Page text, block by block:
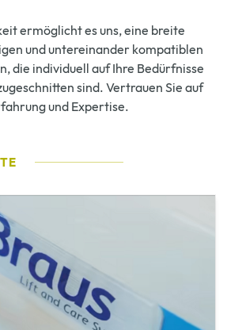
ermöglicht es uns, eine breite
und untereinander kompatiblen
die individuell auf Ihre Bedürfnisse
sind. Vertrauen Sie auf
und Expertise.